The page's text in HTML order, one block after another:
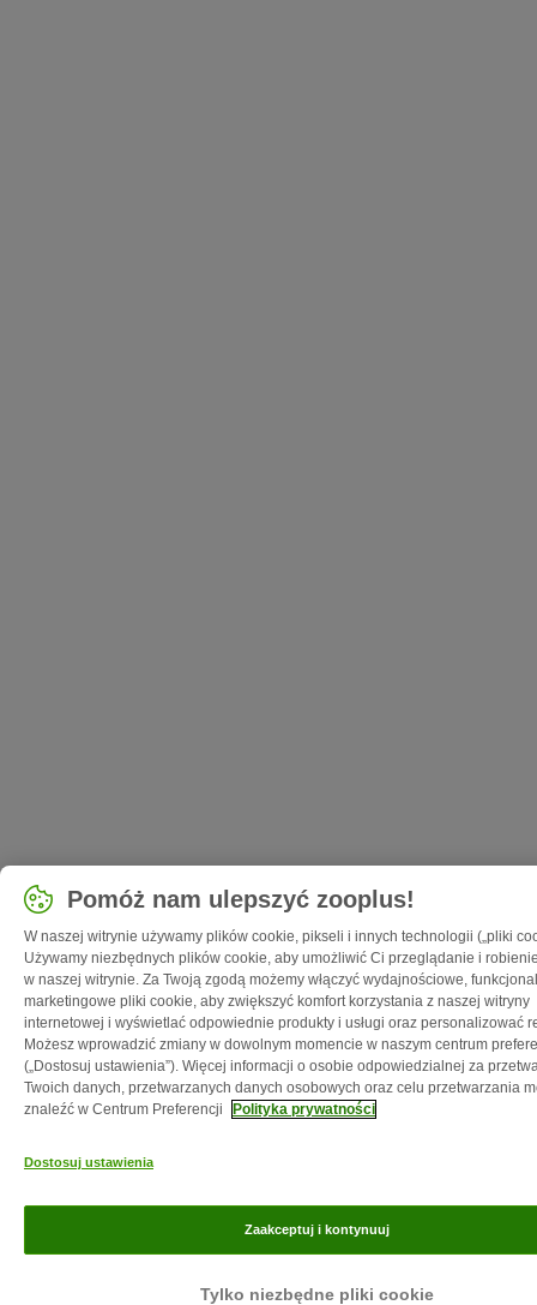
Pomóż nam ulepszyć zooplus!
W naszej witrynie używamy plików cookie, pikseli i innych technologii („pliki
Używamy niezbędnych plików cookie, aby umożliwić Ci przeglądanie i
w naszej witrynie. Za Twoją zgodą możemy włączyć wydajnościowe,
marketingowe pliki cookie, aby zwiększyć komfort korzystania z naszej witryny
internetowej i wyświetlać odpowiednie produkty i usługi oraz personalizować
Możesz wprowadzić zmiany w dowolnym momencie w naszym centrum
(„Dostosuj ustawienia”). Więcej informacji o osobie odpowiedzialnej za
Twoich danych, przetwarzanych danych osobowych oraz celu przetwarzania
znaleźć w Centrum Preferencji
Polityka prywatności
Dostosuj ustawienia
Tylko niezbędne pliki cookie
Zaakceptuj i kontynuuj